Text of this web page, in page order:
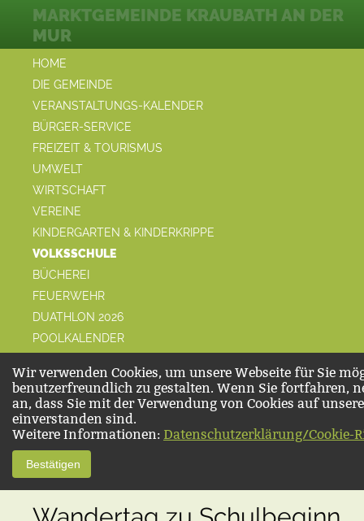
HOME
DIE GEMEINDE
VERANSTALTUNGS-KALENDER
BÜRGER-SERVICE
FREIZEIT & TOURISMUS
UMWELT
WIRTSCHAFT
VEREINE
KINDERGARTEN & KINDERKRIPPE
VOLKSSCHULE
BÜCHEREI
FEUERWEHR
DUATHLON 2026
POOLKALENDER
MARKTGEMEINDE KRAUBATH AN DER
MUR
Wir verwenden Cookies, um unsere Webseite für Sie
benutzerfreundlich zu gestalten. Wenn Sie fortfahren,
an, dass Sie mit der Verwendung von Cookies auf
einverstanden sind.
Weitere Informationen: Datenschutzerklärung/Cookie-
Bestätigen